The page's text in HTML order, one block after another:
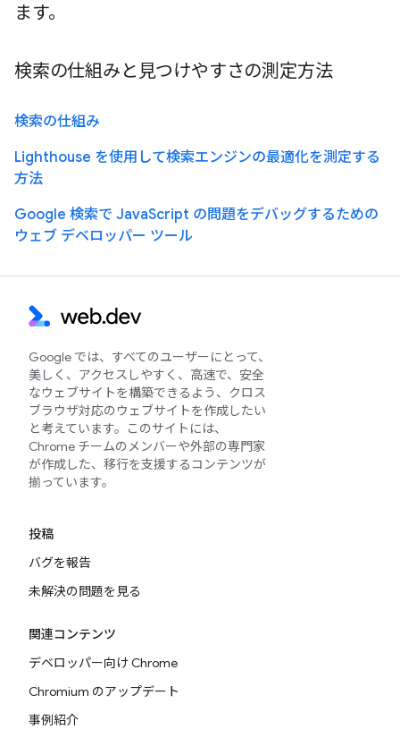
ます。
検索の仕組みと見つけやすさの測定方法
検索の仕組み
Lighthouse を使用して検索エンジンの最適化を測定する
方法
Google 検索で JavaScript の問題をデバッグするための
ウェブ デベロッパー ツール
Google では、すべてのユーザーにとって、
美しく、アクセスしやすく、高速で、安全
なウェブサイトを構築できるよう、クロス
ブラウザ対応のウェブサイトを作成したい
と考えています。このサイトには、
Chrome チームのメンバーや外部の専門家
が作成した、移行を支援するコンテンツが
揃っています。
投稿
バグを報告
未解決の問題を見る
関連コンテンツ
デベロッパー向け Chrome
Chromium のアップデート
事例紹介